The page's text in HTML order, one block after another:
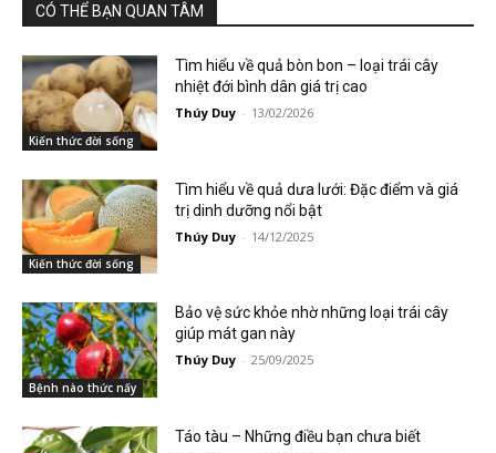
CÓ THỂ BẠN QUAN TÂM
Kiến thức đời sống
Tìm hiểu về quả bòn bon – loại trái cây
nhiệt đới bình dân giá trị cao
Thúy Duy - 13/02/2026
Kiến thức đời sống
Tìm hiểu về quả dưa lưới: Đặc điểm và giá
trị dinh dưỡng nổi bật
Thúy Duy - 14/12/2025
Bệnh nào thức nấy
Bảo vệ sức khỏe nhờ những loại trái cây
giúp mát gan này
Thúy Duy - 25/09/2025
Táo tàu – Những điều bạn chưa biết